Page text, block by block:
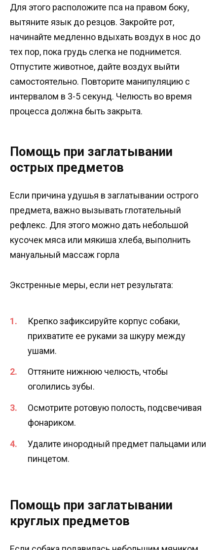
Для этого расположите пса на правом боку,
вытяните язык до резцов. Закройте рот,
начинайте медленно вдыхать воздух в нос до
тех пор, пока грудь слегка не поднимется.
Отпустите животное, дайте воздух выйти
самостоятельно. Повторите манипуляцию с
интервалом в 3-5 секунд. Челюсть во время
процесса должна быть закрыта.
Помощь при заглатывании
острых предметов
Если причина удушья в заглатывании острого
предмета, важно вызывать глотательный
рефлекс. Для этого можно дать небольшой
кусочек мяса или мякиша хлеба, выполнить
мануальный массаж горла
Экстренные меры, если нет результата:
Крепко зафиксируйте корпус собаки,
прихватите ее руками за шкуру между
ушами.
Оттяните нижнюю челюсть, чтобы
оголились зубы.
Осмотрите ротовую полость, подсвечивая
фонариком.
Удалите инородный предмет пальцами или
пинцетом.
Помощь при заглатывании
круглых предметов